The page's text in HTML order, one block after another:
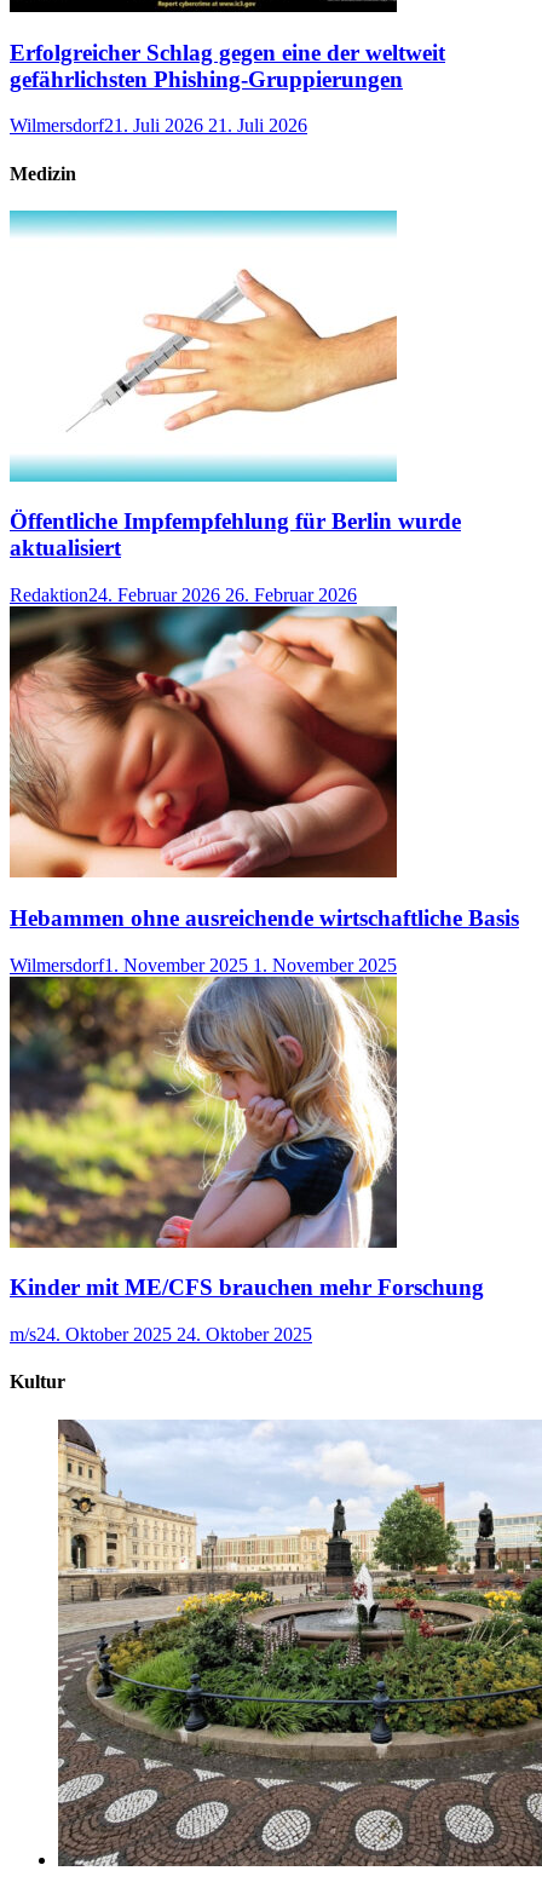
Erfolgreicher Schlag gegen eine der weltweit
gefährlichsten Phishing-Gruppierungen
Wilmersdorf21. Juli 2026 21. Juli 2026
Medizin
Öffentliche Impfempfehlung für Berlin wurde
aktualisiert
Redaktion24. Februar 2026 26. Februar 2026
Hebammen ohne ausreichende wirtschaftliche Basis
Wilmersdorf1. November 2025 1. November 2025
Kinder mit ME/CFS brauchen mehr Forschung
m/s24. Oktober 2025 24. Oktober 2025
Kultur